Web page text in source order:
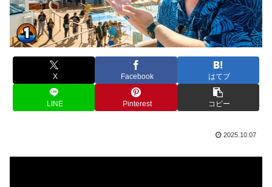
X Facebook はてブ
LINE Pinterest コピー
2025.10.07